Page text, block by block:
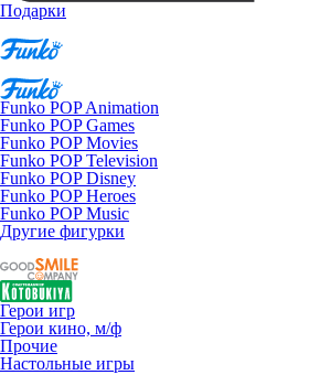
Подарки
Funko POP Animation
Funko POP Games
Funko POP Movies
Funko POP Television
Funko POP Disney
Funko POP Heroes
Funko POP Music
Другие фигурки
Герои игр
Герои кино, м/ф
Прочие
Настольные игры